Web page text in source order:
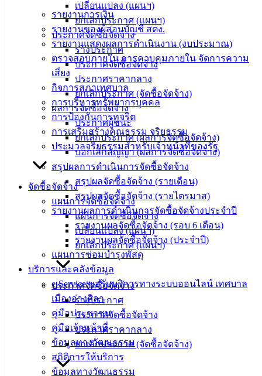
เปลี่ยนแปลง (แผนฯ)
ยกเลิกประกาศ (แผนฯ)
ประกาศจัดซื้อจัดจ้าง
ร่างประกาศ
ประกาศจัดซื้อจัดจ้าง
ประกาศราคากลาง
ยกเลิกประกาศ (จัดซื้อจัดจ้าง)
ผลการจัดซื้อจัดจ้าง
ประกาศผู้ชนะ
ยกเลิกประกาศ (ผลการจัดซื้อจัดจ้าง)
บอกเลิกสัญญา (ผลการจัดซื้อจัดจ้าง)
สรุปผลการดำเนินการจัดซื้อจัดจ้าง
สรุปผลจัดซื้อจัดจ้าง (รายเดือน)
สรุปผลจัดซื้อจัดจ้าง (รายไตรมาส)
รายงานผลการดำเนินการจัดซื้อจัดจ้างประจำปี
รายงานผลจัดซื้อจัดจ้าง (รอบ 6 เดือน)
รายงานผลจัดซื้อจัดจ้าง (ประจำปี)
แผนการซ่อมบำรุงพัสดุ
บริการและคลังข้อมูล
e-Service ขอรับบริการทางระบบออนไลน์ เทศบาล
เมืองอ่างศิลา
คู่มือประชาชน
คู่มือเจ้าหน้าที่
ข้อมูลทางวัฒนธรรม
สถิติการให้บริการ
ข้อมูลทางวัฒนธรรม
รายงานการเงิน
รายงานของผู้สอบบัญชี สตง.
รายงานแสดงผลการดำเนินงาน (งบประมาณ)
ตรวจสอบภายใน การควบคุมภายใน จัดการความ
เสี่ยง
กิจการสภาเทศบาล
การบริหารทรัพยากรบุคคล
การป้องกันการทุจริต
การเสริมสร้างคุณธรรม จริยธรรม
ประมวลจริยธรรมสำหรับเจ้าหน้าที่ของรัฐ
จัดซื้อจัดจ้าง
แผนการจัดซื้อจัดจ้าง
แผนการจัดซื้อจัดจ้าง
เปลี่ยนแปลง (แผนฯ)
ยกเลิกประกาศ (แผนฯ)
ประกาศจัดซื้อจัดจ้าง
ร่างประกาศ
ประกาศจัดซื้อจัดจ้าง
ประกาศราคากลาง
ยกเลิกประกาศ (จัดซื้อจัดจ้าง)
น่ารู้
ศุนย์
ข้อมูล
ข่าวสาร
อิเล็กทรอนิกส์
องค์
ความรู้
(Knowledge
Management)
ติดต่อ
เทศบาล
สายตรง
เทศบาล
ผู้บริหาร
และ
หัวหน้า
ส่วน
ราชการ
สภา
เทศบาล